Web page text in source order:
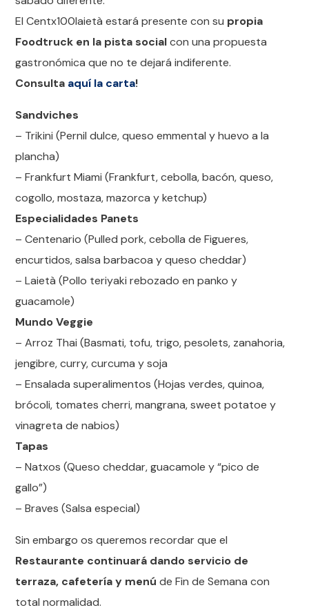
El Centx100laietà estará presente con su propia
Foodtruck en la pista socialcon una propuesta
gastronómica que no te dejará indiferente.
Consulta aquí la carta!
Sandviches
– Trikini (Pernil dulce, queso emmental y huevo a la
plancha)
– Frankfurt Miami (Frankfurt, cebolla, bacón, queso,
cogollo, mostaza, mazorca y ketchup)
Especialidades Panets
– Centenario (Pulled pork, cebolla de Figueres,
encurtidos, salsa barbacoa y queso cheddar)
– Laietà (Pollo teriyaki rebozado en panko y
guacamole)
Mundo Veggie
– Arroz Thai (Basmati, tofu, trigo, pesolets, zanahoria,
jengibre, curry, curcuma y soja
– Ensalada superalimentos (Hojas verdes, quinoa,
brócoli, tomates cherri, mangrana, sweet potatoe y
vinagreta de nabios)
Tapas
– Natxos (Queso cheddar, guacamole y “pico de
gallo”)
– Braves (Salsa especial)
Sin embargo os queremos recordar que el
Restaurante continuará dando servicio de
terraza, cafetería y menúde Fin de Semana con
total normalidad.